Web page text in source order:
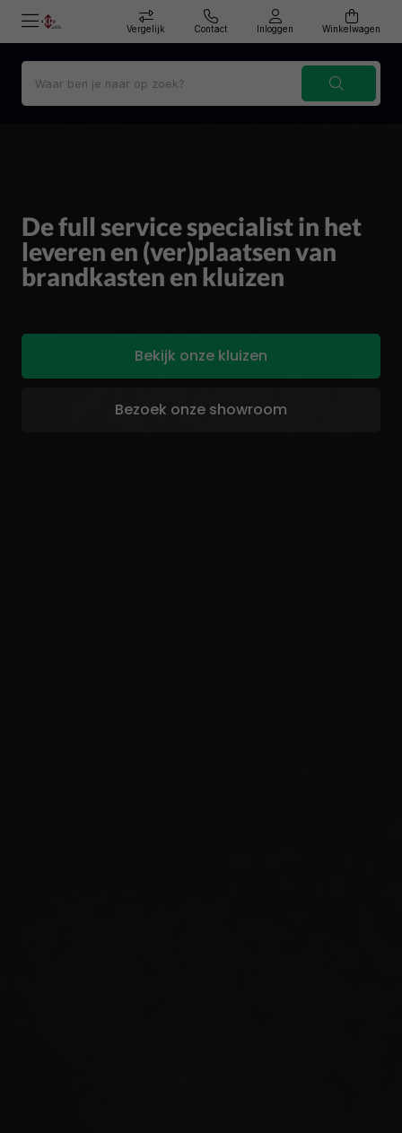
Vergelijk Contact Inloggen Winkelwagen
De full service specialist in het
leveren en (ver)plaatsen van
brandkasten en kluizen
Bekijk onze kluizen
Bezoek onze showroom